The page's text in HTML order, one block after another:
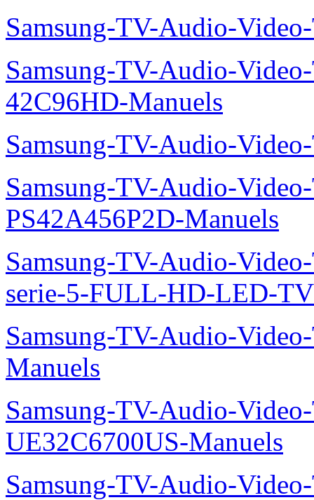
Samsung-TV-Audio-
Samsung-TV-Audio-
42C96HD-Manuels
Samsung-TV-Audio-
Samsung-TV-Audio-
PS42A456P2D-Manuels
Samsung-TV-Audio-
serie-5-FULL-HD-LED-
Samsung-TV-Audio-
Manuels
Samsung-TV-Audio-
UE32C6700US-Manuels
Samsung-TV-Audio-